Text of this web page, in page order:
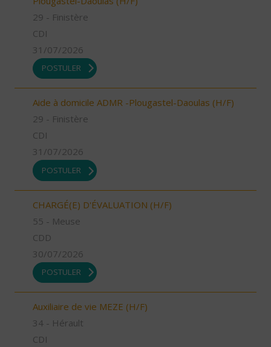
29 - Finistère
CDI
31/07/2026
POSTULER
Aide à domicile ADMR -Plougastel-Daoulas (H/F)
29 - Finistère
CDI
31/07/2026
POSTULER
CHARGÉ(E) D'ÉVALUATION (H/F)
55 - Meuse
CDD
30/07/2026
POSTULER
Auxiliaire de vie MEZE (H/F)
34 - Hérault
CDI